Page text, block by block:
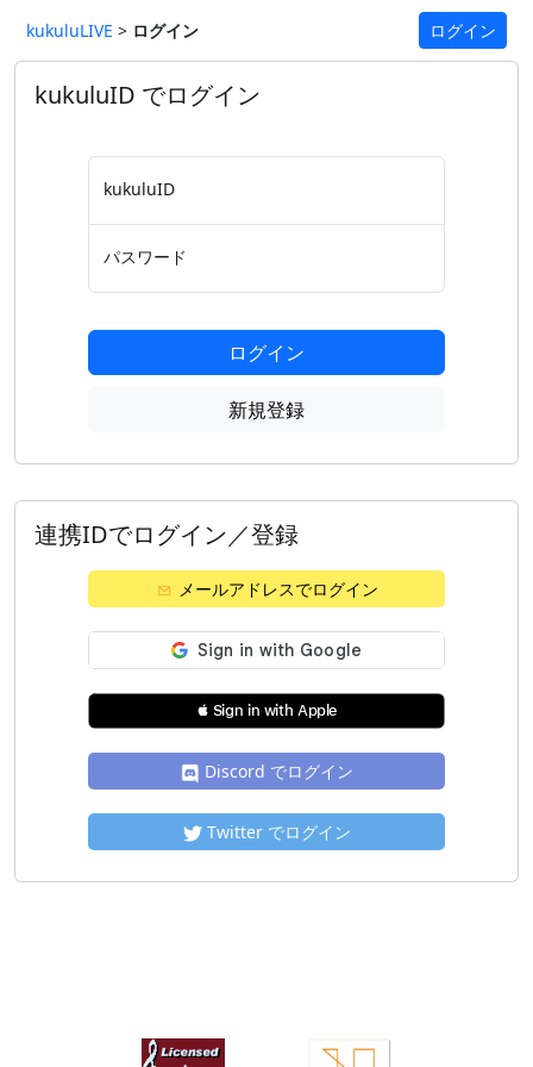
kukuluLIVE > ログイン ログイン
kukuluID でログイン
kukuluID
パスワード
ログイン
新規登録
連携IDでログイン／登録
メールアドレスでログイン
 Sign in with Apple
Discord でログイン
Twitter でログイン